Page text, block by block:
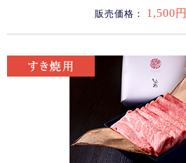
販売価格： 1,500円